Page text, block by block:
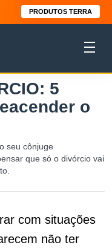
PRODUTOS TERRA
5
o
seu cônjuge
que só o divórcio vai
com situações
não ter